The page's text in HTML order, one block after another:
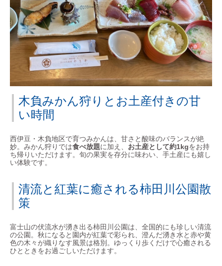
木負みかん狩りとお土産付きの甘
い時間
西伊豆・木負地区で育つみかんは、甘さと酸味のバランスが絶
妙。みかん狩りでは食べ放題に加え、 お土産として約1kgをお持
ち帰りいただけます。旬の果実を存分に味わい、手土産にも嬉し
い体験です。
清流と紅葉に癒される柿田川公園散
策
富士山の伏流水が湧き出る柿田川公園は、全国的にも珍しい清流
の公園。秋になると園内が紅葉で彩られ、澄んだ湧き水と赤や黄
色の木々が織りなす風景は格別。ゆっくり歩くだけで心癒される
ひとときをお過ごしいただけます。